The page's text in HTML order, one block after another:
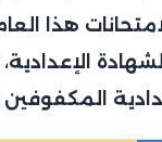
طالب من النجاح والانتهاء